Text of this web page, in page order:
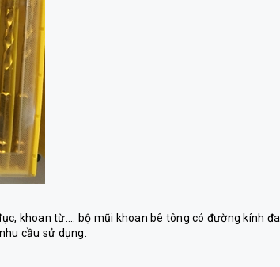
khoan từ.... bộ mũi khoan bê tông có đường kính đa
cầu sử dụng.